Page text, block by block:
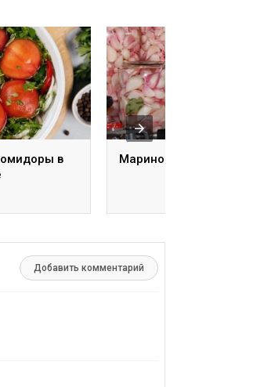
в
Маринованный чеснок
Добавить комментарий